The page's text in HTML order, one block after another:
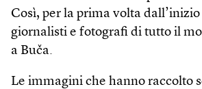
Così, per la prima volta
giornalisti e fotografi di tutto il
a Buča.
Le immagini che hanno raccolto